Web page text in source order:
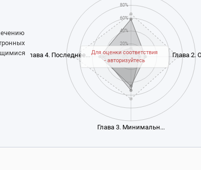
Для оценки соответствия
- авторизуйтесь
20%
40%
60%
80%
Глава 2.
Глава 3. Минимальн...
Глава 4. Последнее...